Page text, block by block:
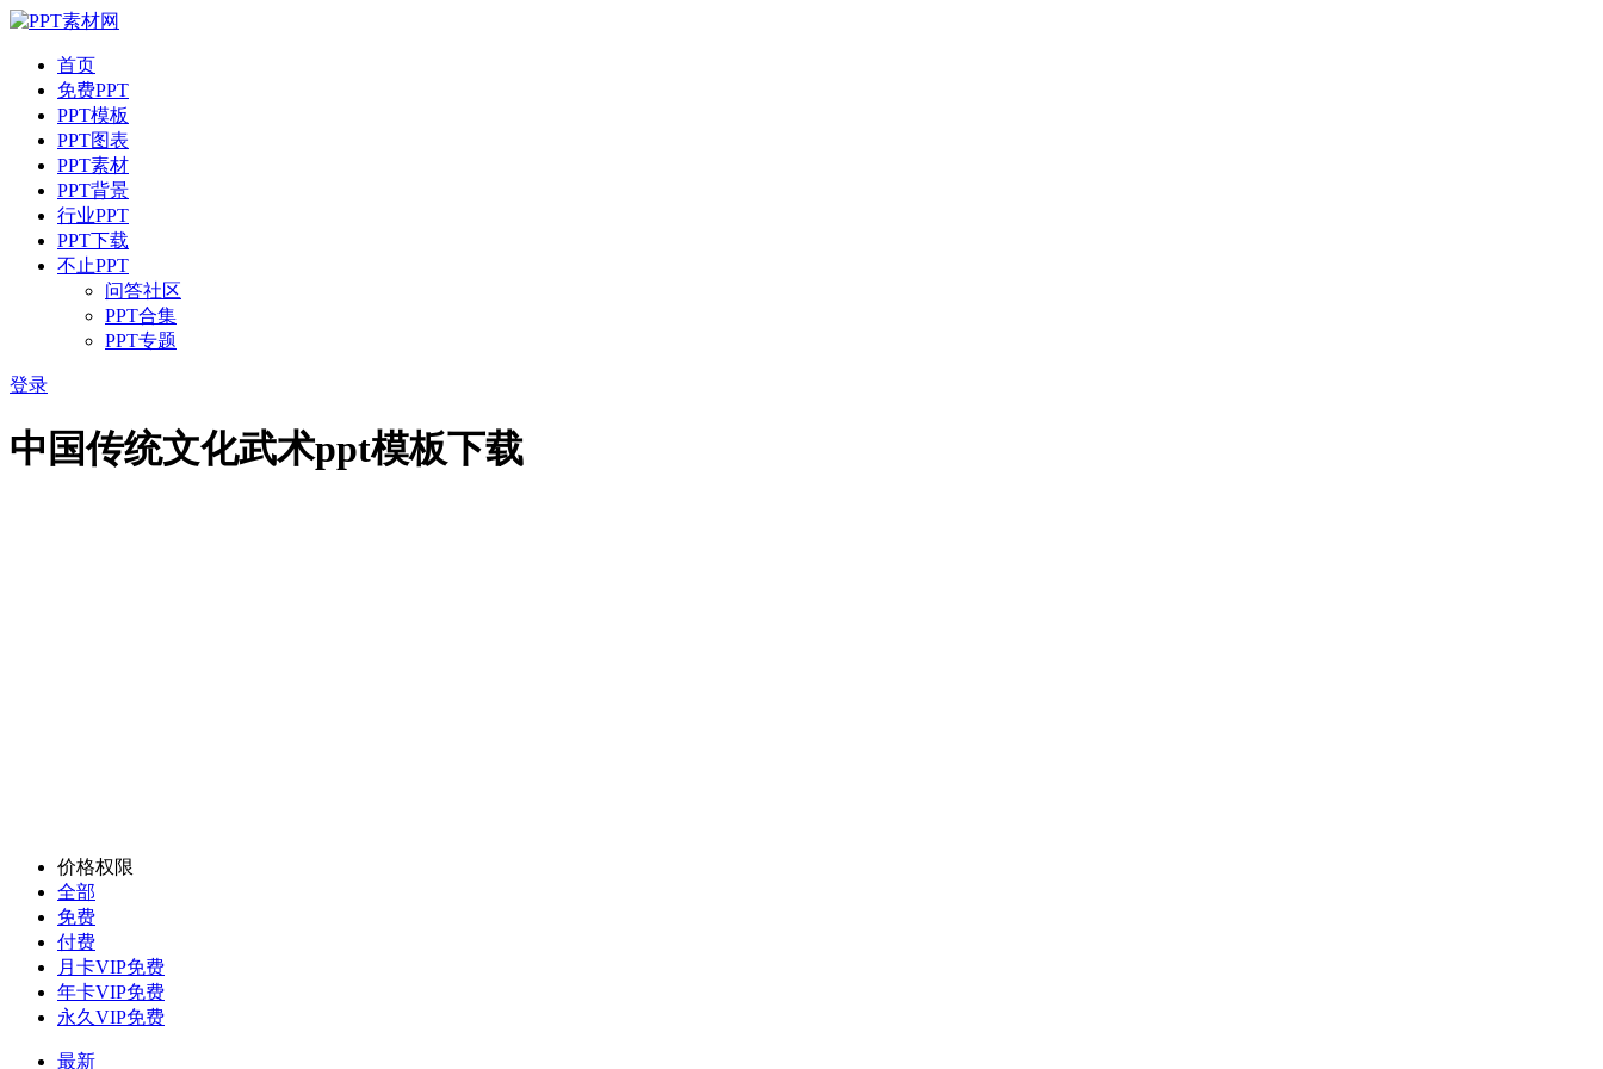
首页
免费PPT
PPT模板
PPT图表
PPT素材
PPT背景
行业PPT
PPT下载
不止PPT
问答社区
PPT合集
PPT专题
登录
中国传统文化武术ppt模板下载
价格权限
全部
免费
付费
月卡VIP免费
年卡VIP免费
永久VIP免费
最新